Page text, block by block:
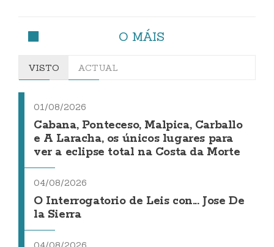
O MÁIS
VISTO ACTUAL
01/08/2026
Cabana, Ponteceso, Malpica, Carballo
e A Laracha, os únicos lugares para
ver a eclipse total na Costa da Morte
04/08/2026
O Interrogatorio de Leis con... Jose De
la Sierra